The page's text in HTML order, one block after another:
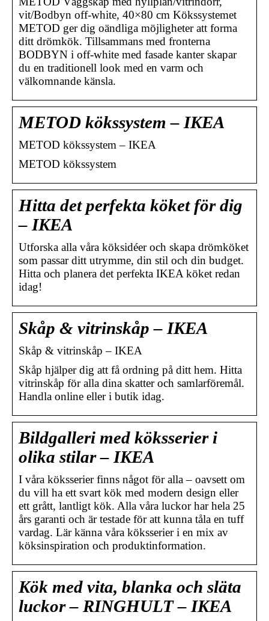
vit/Bodbyn off-white, 40×80 cm Kökssystemet
METOD ger dig oändliga möjligheter att forma
ditt drömkök. Tillsammans med fronterna
BODBYN i off-white med fasade kanter skapar
du en traditionell look med en varm och
välkomnande känsla.
METOD kökssystem – IKEA
METOD kökssystem – IKEA
METOD kökssystem
Hitta det perfekta köket för dig
– IKEA
Utforska alla våra köksidéer och skapa drömköket
som passar ditt utrymme, din stil och din budget.
Hitta och planera det perfekta IKEA köket redan
idag!
Skåp & vitrinskåp – IKEA
Skåp & vitrinskåp – IKEA
Skåp hjälper dig att få ordning på ditt hem. Hitta
vitrinskåp för alla dina skatter och samlarföremål.
Handla online eller i butik idag.
Bildgalleri med köksserier i
olika stilar – IKEA
I våra köksserier finns något för alla – oavsett om
du vill ha ett svart kök med modern design eller
ett grått, lantligt kök. Alla våra luckor har hela 25
års garanti och är testade för att kunna tåla en tuff
vardag. Lär känna våra köksserier i en mix av
köksinspiration och produktinformation.
Kök med vita, blanka och släta
luckor – RINGHULT – IKEA